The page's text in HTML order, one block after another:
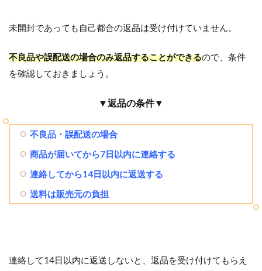
未開封であっても自己都合の返品は受け付けていません。
不良品や誤配送の場合のみ返品することができるので、条件
を確認しておきましょう。
▼返品の条件▼
不良品・誤配送の場合
商品が届いてから7日以内に連絡する
連絡してから14日以内に返送する
送料は販売元の負担
連絡して14日以内に返送しないと、返品を受け付けてもらえ